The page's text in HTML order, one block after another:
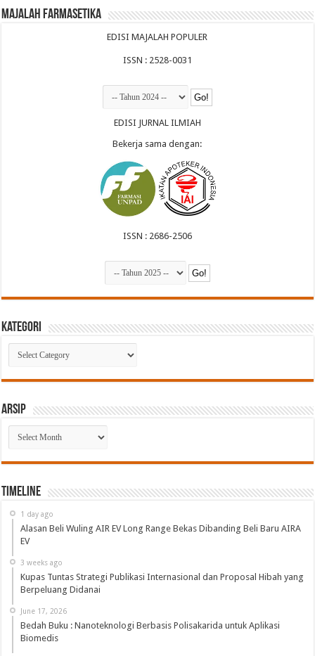
Majalah Farmasetika
EDISI MAJALAH POPULER
ISSN : 2528-0031
EDISI JURNAL ILMIAH
Bekerja sama dengan:
ISSN : 2686-2506
Kategori
Kategori
Arsip
Arsip
Timeline
1 day ago
Alasan Beli Wuling AIR EV Long Range Bekas Dibanding Beli Baru AIRA
EV
3 weeks ago
Kupas Tuntas Strategi Publikasi Internasional dan Proposal Hibah yang
Berpeluang Didanai
June 17, 2026
Bedah Buku : Nanoteknologi Berbasis Polisakarida untuk Aplikasi
Biomedis